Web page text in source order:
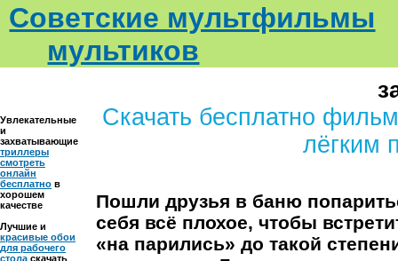
Советские мультфильмы
мультиков
Увлекательные
и
захватывающие
триллеры
смотреть
онлайн
бесплатно в
хорошем
качестве
Лучшие и
красивые обои
для рабочего
стола скачать
Скачать бесплатно
лёгким
Пошли друзья в баню
себя всё плохое, чтобы
«на парились» до такой